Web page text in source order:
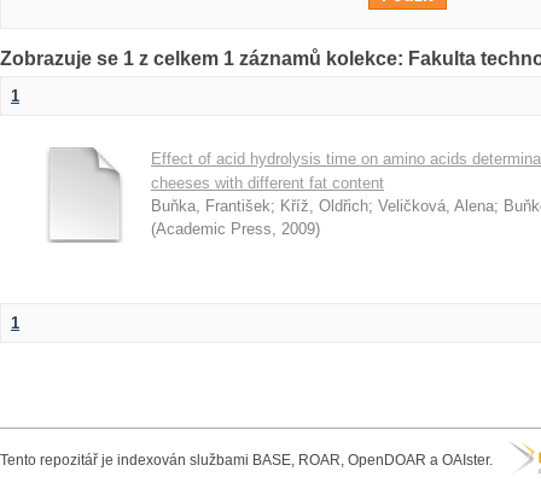
Zobrazuje se 1 z celkem 1 záznamů kolekce: Fakulta
1
Effect of acid hydrolysis time on amino acids
cheeses with different fat content
Buňka, František; Kříž, Oldřich; Veličková, Alena;
(Academic Press, 2009)
1
Tento repozitář je indexován službami BASE, ROAR, OpenDOAR a OAIster.